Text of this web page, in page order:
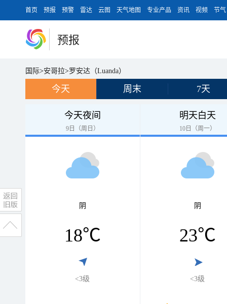
首页 预报 预警 雷达 云图 天气地图 专业产品 资讯 视频 节气
预报
国际>安哥拉>罗安达（Luanda）
今天 周末 7天
今天夜间
9日（周日）
阴
18℃
<3级
明天白天
10日（周一）
阴
23℃
<3级